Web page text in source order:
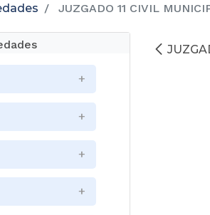
JUZGADO 11 CIVIL